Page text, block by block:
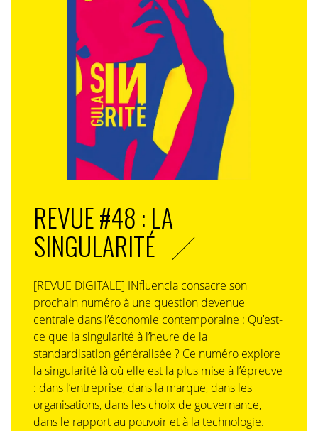
REVUE #48 : LA
SINGULARITÉ
[REVUE DIGITALE] INfluencia consacre son
prochain numéro à une question devenue
centrale dans l’économie contemporaine : Qu’est-
ce que la singularité à l’heure de la
standardisation généralisée ? Ce numéro explore
la singularité là où elle est la plus mise à l’épreuve
: dans l’entreprise, dans la marque, dans les
organisations, dans les choix de gouvernance,
dans le rapport au pouvoir et à la technologie.